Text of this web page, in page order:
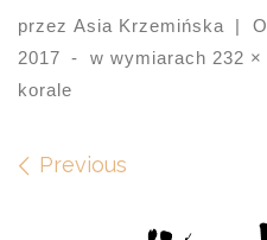
przez Asia Krzemińska |
2017
- w wymiarach 232 ×
korale
Images
Previous